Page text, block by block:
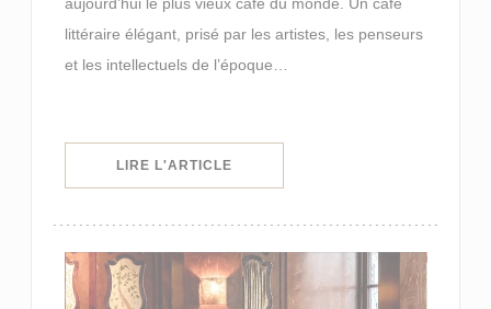
aujourd’hui le plus vieux café du monde. Un café
littéraire élégant, prisé par les artistes, les penseurs
et les intellectuels de l’époque…
LIRE L'ARTICLE((OUVRE UNE NOUVELLE